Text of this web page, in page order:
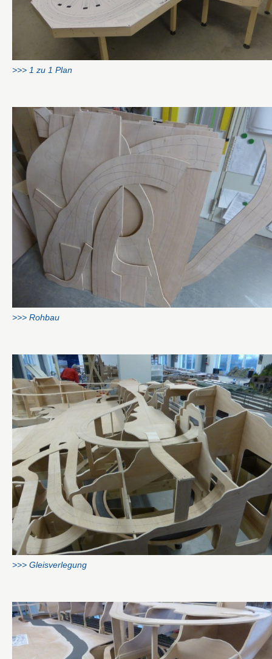
>>> 1 zu 1 Plan
>>> Rohbau
>>> Gleisverlegung